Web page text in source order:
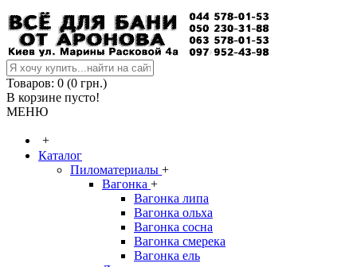
Товаров: 0 (0 грн.)
В корзине пусто!
МЕНЮ
+
Каталог
Пиломатериалы +
Вагонка +
Вагонка липа
Вагонка ольха
Вагонка сосна
Вагонка смерека
Вагонка ель